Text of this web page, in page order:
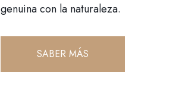
genuina con la naturaleza.
SABER MÁS